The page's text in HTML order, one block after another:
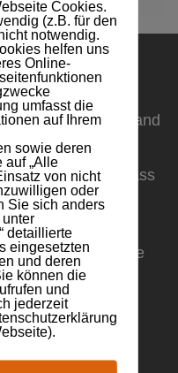
ob Mittelstand
immer wieder, dass
direkt und
Philosophie! Sie
Cookies.
(z.B. für den
notwendig.
helfen uns
Online-
umfasst die
auf Ihrem
sowie deren
auf „Alle
von nicht
oder
Sie sich anders
detaillierte
eingesetzten
und deren
können die
und
jederzeit